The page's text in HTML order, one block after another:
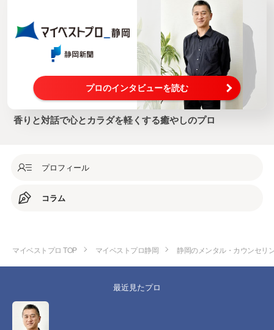
プロのインタビューを読む
香りと対話で心とカラダを軽くする癒やしのプロ
プロフィール
コラム
マイベストプロ TOP マイベストプロ静岡 静岡のメンタル・カウンセリ
最近見たプロ